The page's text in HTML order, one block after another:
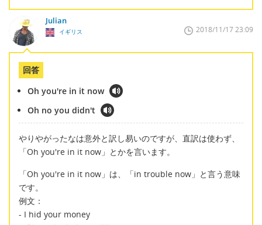
Julian
イギリス 2018/11/17 23:09
回答
Oh you're in it now
Oh no you didn't
やりやがったなは意外と訳し易いのですが、直訳は使わず、
「Oh you're in it now」とかを言います。
「Oh you're in it now」は、「in trouble now」と言う意味
です。
例文：
- I hid your money